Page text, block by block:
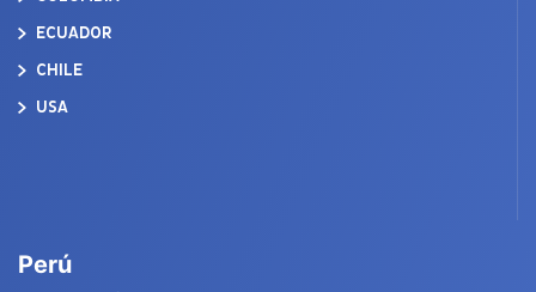
ECUADOR
CHILE
USA
Perú